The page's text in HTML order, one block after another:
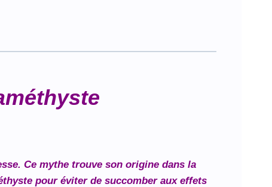
Ce mythe trouve son origine dans la
pour éviter de succomber aux effets